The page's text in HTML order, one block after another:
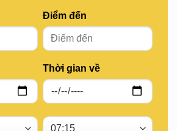
Điểm đến
Thời gian về